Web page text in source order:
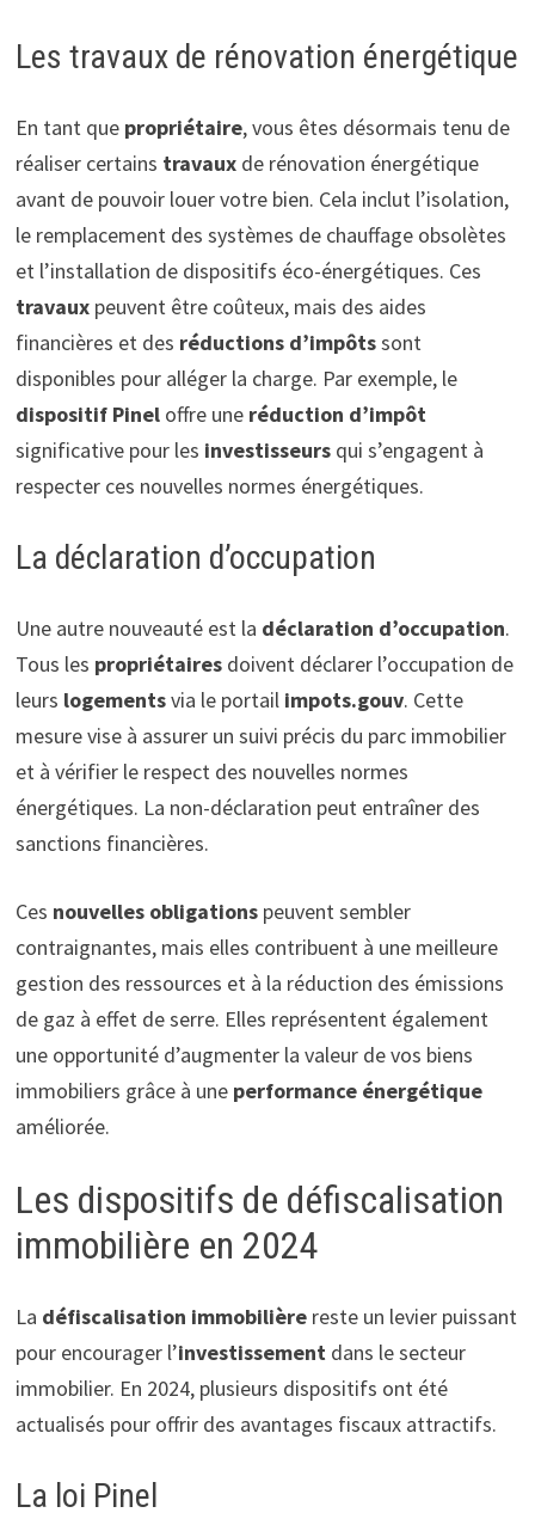
Les travaux de rénovation énergétique
En tant que propriétaire, vous êtes désormais tenu de
réaliser certains travauxde rénovation énergétique
avant de pouvoir louer votre bien. Cela inclut l’isolation,
le remplacement des systèmes de chauffage obsolètes
et l’installation de dispositifs éco-énergétiques. Ces
travauxpeuvent être coûteux, mais des aides
financières et des réductions d’impôtssont
disponibles pour alléger la charge. Par exemple, le
dispositif Pineloffre une réduction d’impôt
significative pour les investisseursqui s’engagent à
respecter ces nouvelles normes énergétiques.
La déclaration d’occupation
Une autre nouveauté est la déclaration d’occupation.
Tous les propriétairesdoivent déclarer l’occupation de
leurs logementsvia le portail impots.gouv. Cette
mesure vise à assurer un suivi précis du parc immobilier
et à vérifier le respect des nouvelles normes
énergétiques. La non-déclaration peut entraîner des
sanctions financières.
Ces nouvelles obligationspeuvent sembler
contraignantes, mais elles contribuent à une meilleure
gestion des ressources et à la réduction des émissions
de gaz à effet de serre. Elles représentent également
une opportunité d’augmenter la valeur de vos biens
immobiliers grâce à une performance énergétique
améliorée.
Les dispositifs de défiscalisation
immobilière en 2024
La défiscalisation immobilièrereste un levier puissant
pour encourager l’investissementdans le secteur
immobilier. En 2024, plusieurs dispositifs ont été
actualisés pour offrir des avantages fiscaux attractifs.
La loi Pinel